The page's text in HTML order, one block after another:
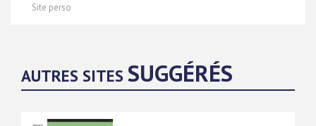
Site perso
AUTRES SITES SUGGÉRÉS